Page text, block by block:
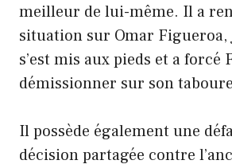
meilleur de lui-même. Il a
situation sur Omar Figueroa,
s’est mis aux pieds et a forcé
démissionner sur son
Il possède également une
décision partagée contre